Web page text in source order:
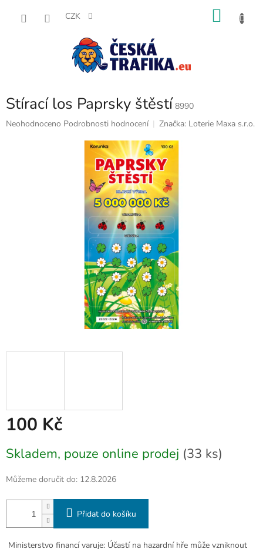
CZK
Stírací los Paprsky štěstí 8990
Průměrné
Neohodnoceno Podrobnosti hodnocení Značka: Loterie Maxa s.r.o.
100 Kč
cena:
Skladem, pouze online prodej (33 ks)
Můžeme doručit do: 12.8.2026
Přidat do košíku
Ministerstvo financí varuje: Účastí na hazardní hře může vzniknout